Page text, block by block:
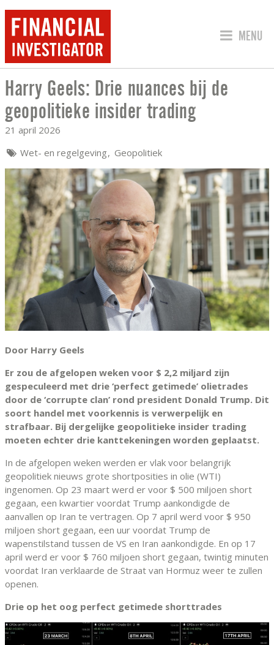
SPRING
MENU
HARRY GEELS: DRIE NUANCES BIJ DE
Harry Geels: Drie nuances bij de
geopolitieke insider trading
21 april 2026
Wet- en regelgeving Geopolitiek
Door Harry Geels
Er zou de afgelopen weken voor $ 2,2 miljard zijn
gespeculeerd met drie ‘perfect getimede’ olietrades
door de ‘corrupte clan’ rond president Donald Trump. Dit
soort handel met voorkennis is verwerpelijk en
strafbaar. Bij dergelijke geopolitieke insider trading
moeten echter drie kanttekeningen worden geplaatst.
In de afgelopen weken werden er vlak voor belangrijk
geopolitiek nieuws grote shortposities in olie (WTI)
ingenomen. Op 23 maart werd er voor $ 500 miljoen short
gegaan, een kwartier voordat Trump aankondigde de
aanvallen op Iran te vertragen. Op 7 april werd voor $ 950
miljoen short gegaan, een uur voordat Trump de
wapenstilstand tussen de VS en Iran aankondigde. En op 17
april werd er voor $ 760 miljoen short gegaan, twintig minuten
voordat Iran verklaarde de Straat van Hormuz weer te zullen
openen.
Drie op het oog perfect getimede shorttrades